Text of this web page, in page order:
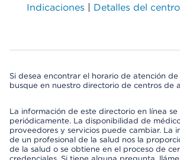
Indicaciones | Detalles del
Si desea encontrar el horario de atención
busque en nuestro directorio de centros de
La información de este directorio en línea se
periódicamente. La disponibilidad de
proveedores y servicios puede cambiar. La
de un profesional de la salud nos la
de la salud o se obtiene en el proceso de